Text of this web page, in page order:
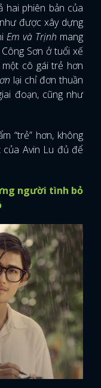
hai phiên bản của
được xây dựng
Em và Trịnh mang
Sơn ở tuổi xế
một cô gái trẻ hơn
lại chỉ đơn thuần
đoạn, cũng như
“trẻ” hơn, không
của Avin Lu đủ để
người tình bỏ